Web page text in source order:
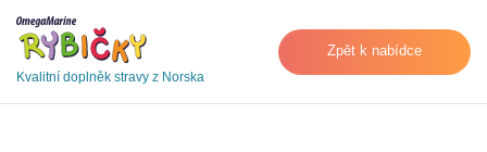
Kvalitní doplněk stravy z Norska
Zpět k nabídce